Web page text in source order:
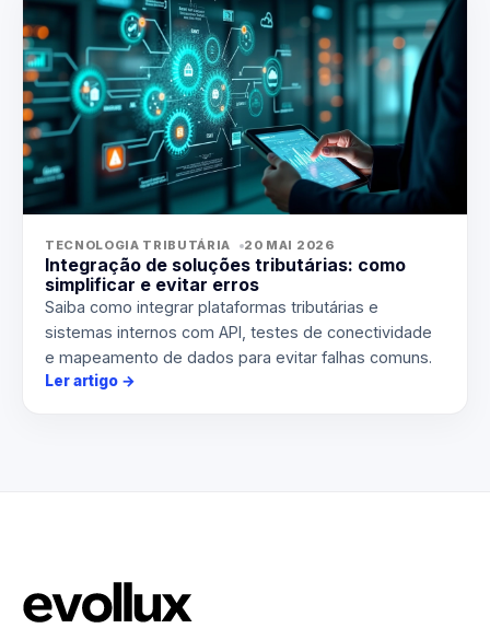
TECNOLOGIA TRIBUTÁRIA 20 MAI 2026
Integração de soluções tributárias: como
simplificar e evitar erros
Saiba como integrar plataformas tributárias e
sistemas internos com API, testes de conectividade
e mapeamento de dados para evitar falhas comuns.
Ler artigo →